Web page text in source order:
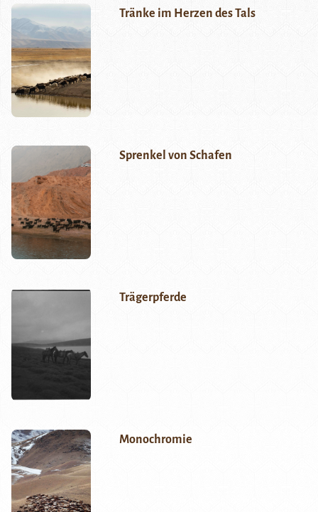
Tränke im Herzen des Tals
Sprenkel von Schafen
Trägerpferde
Monochromie